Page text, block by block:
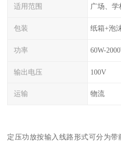
适用范围 广场、
包装 纸箱+泡
功率 60W-
输出电压 100V
运输 物流
定压功放按输入线路形式可分为